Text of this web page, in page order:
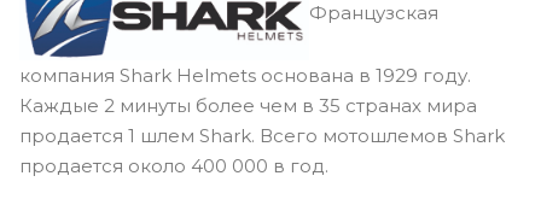
Французская
компания Shark Helmets основана в 1929 году.
Каждые 2 минуты более чем в 35 странах мира
продается 1 шлем Shark. Всего мотошлемов Shark
продается около 400 000 в год.